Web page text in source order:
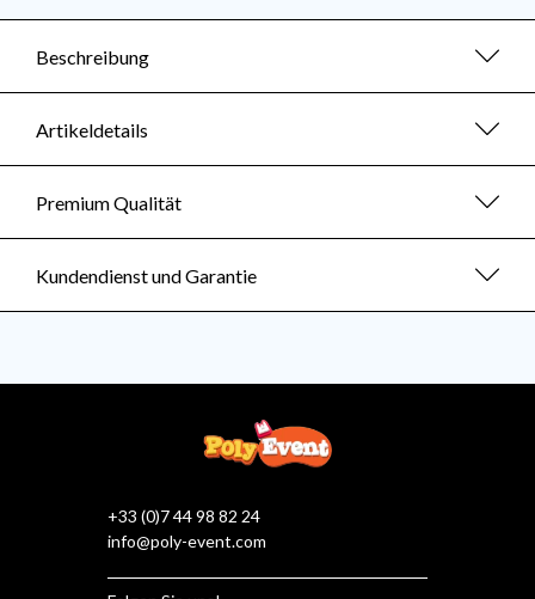
Beschreibung
Artikeldetails
Premium Qualität
Kundendienst und Garantie
+33 (0)7 44 98 82 24
info@poly-event.com